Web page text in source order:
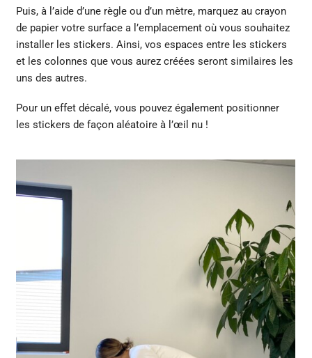
Puis, à l’aide d’une règle ou d’un mètre, marquez au crayon
de papier votre surface a l’emplacement où vous souhaitez
installer les stickers. Ainsi, vos espaces entre les stickers
et les colonnes que vous aurez créées seront similaires les
uns des autres.
Pour un effet décalé, vous pouvez également positionner
les stickers de façon aléatoire à l’œil nu !